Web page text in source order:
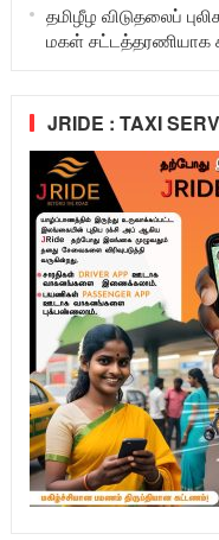
தமிழீழ விடுதலைப்
மகள் சட்டத்தரணியாக
JRIDE : TAXI